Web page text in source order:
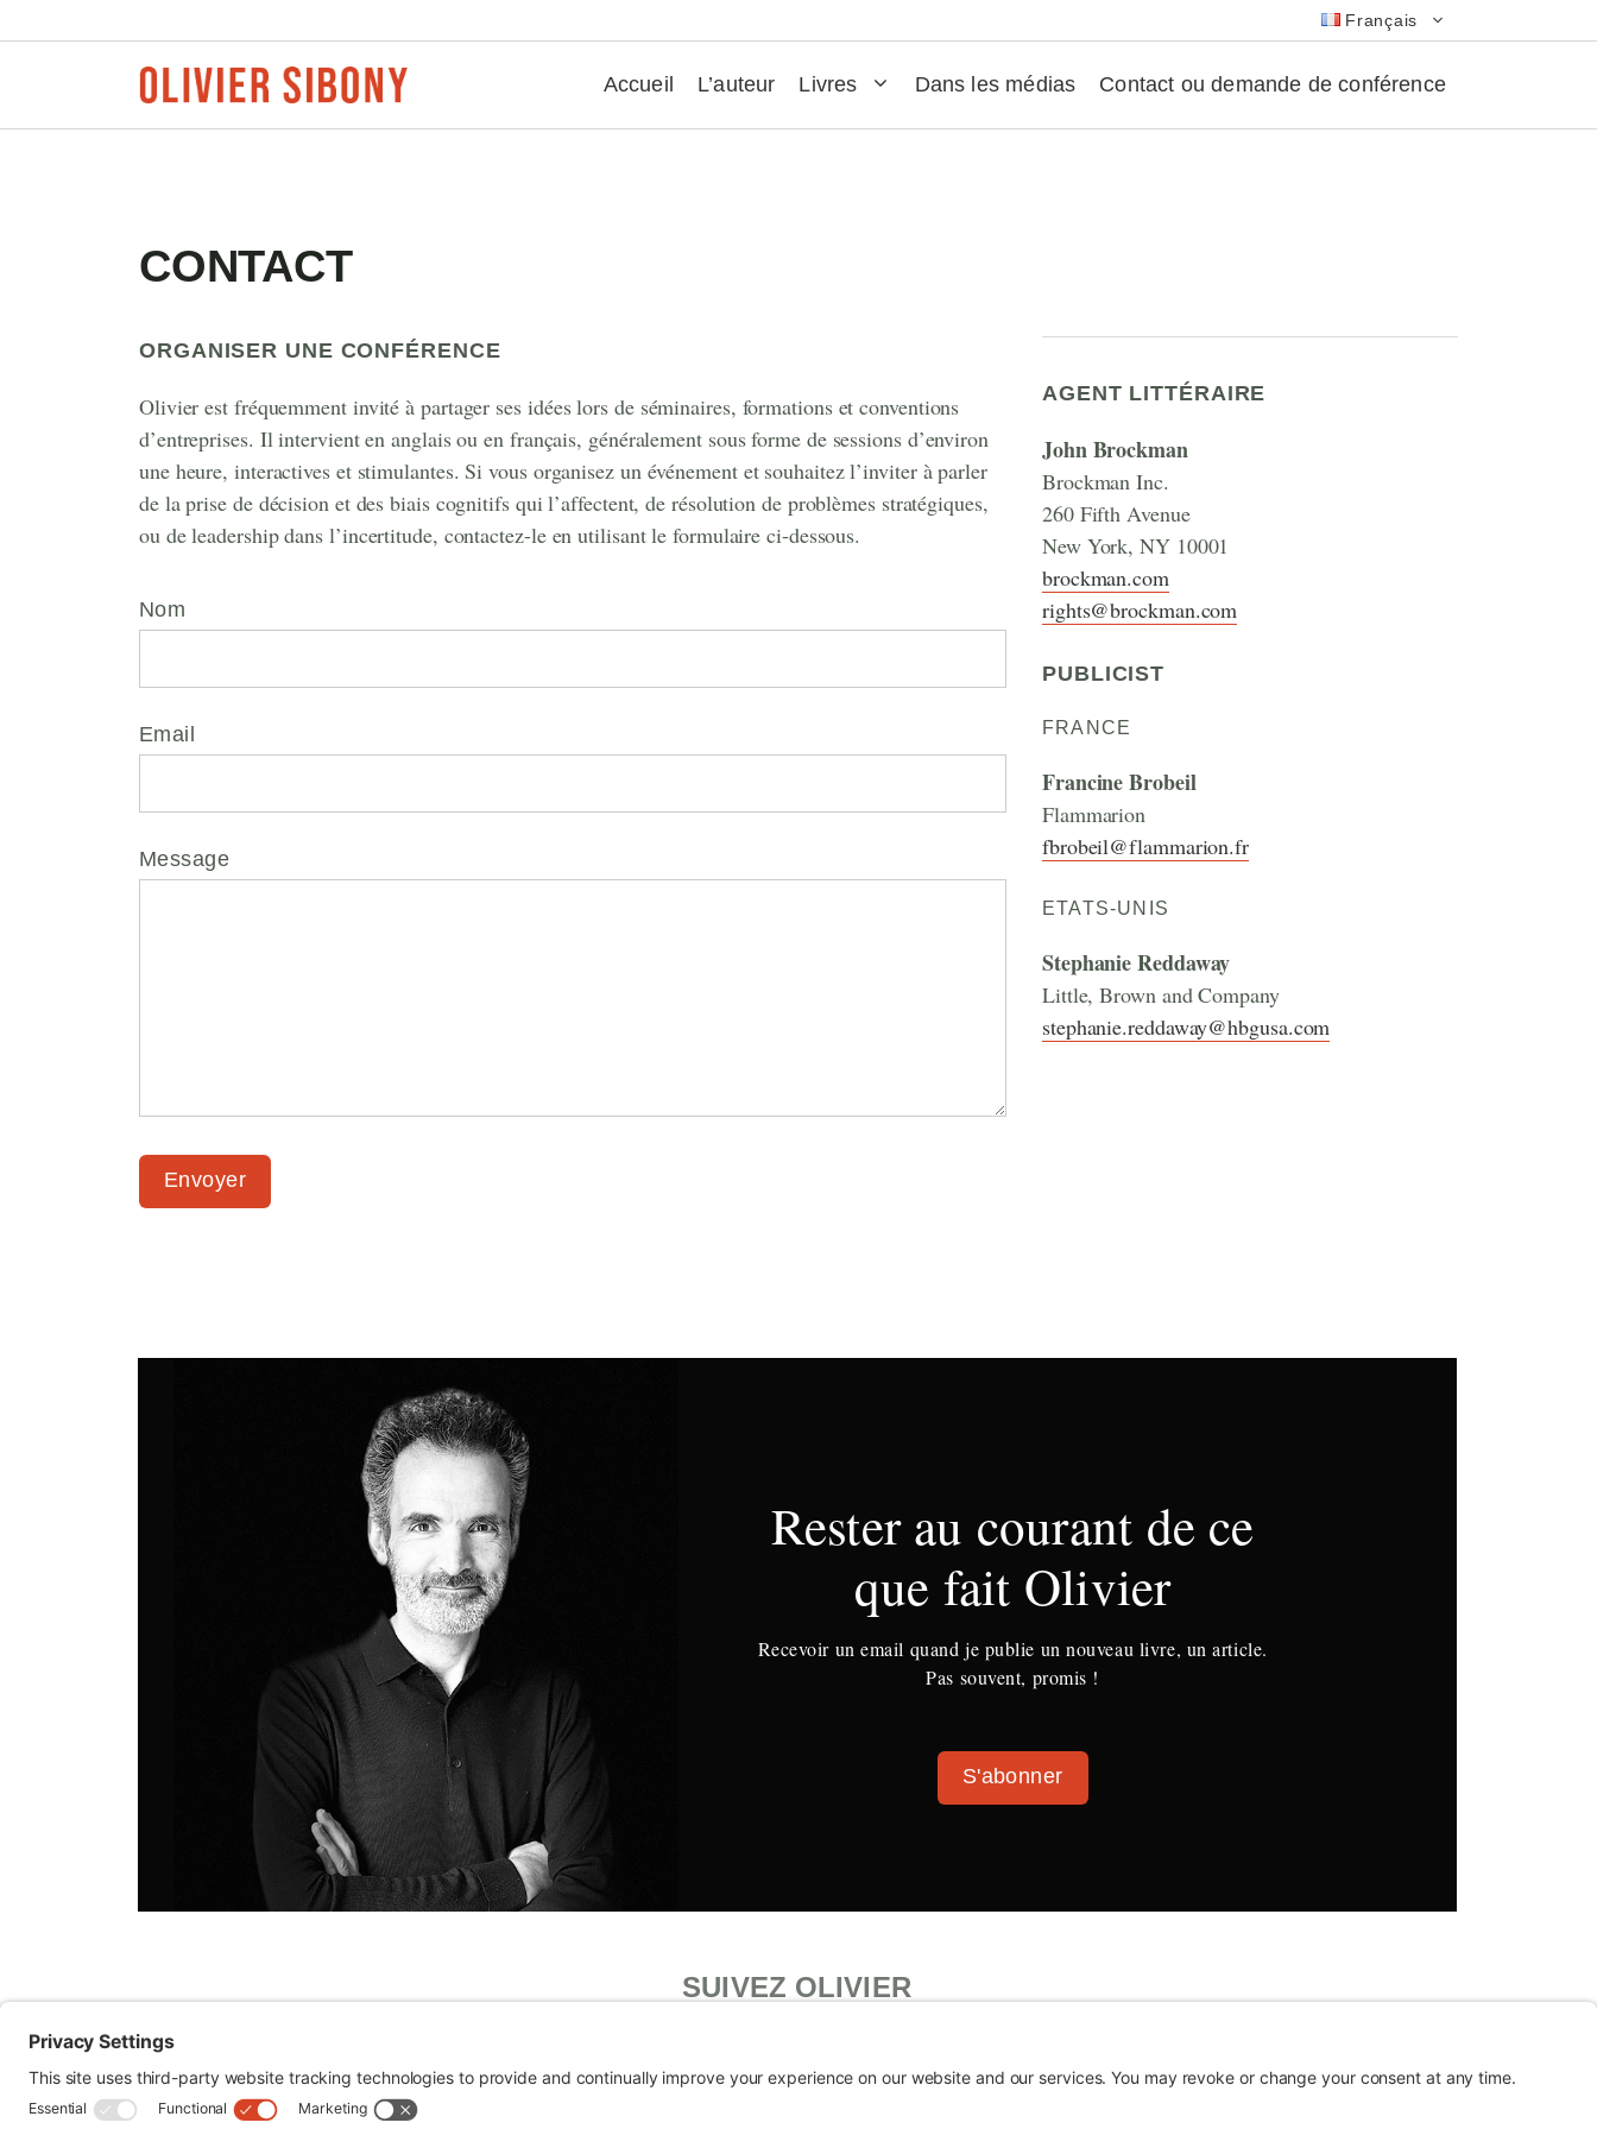
au
Français
Accueil L’auteur Livres Dans les médias Contact ou demande de conférence
CONTACT
ORGANISER UNE CONFÉRENCE
Olivier est fréquemment invité à partager ses idées lors de séminaires, formations et conventions
d’entreprises. Il intervient en anglais ou en français, généralement sous forme de sessions d’environ
une heure, interactives et stimulantes. Si vous organisez un événement et souhaitez l’inviter à parler
de la prise de décision et des biais cognitifs qui l’affectent, de résolution de problèmes stratégiques,
ou de leadership dans l’incertitude, contactez-le en utilisant le formulaire ci-dessous.
Nom
Email
Message
AGENT LITTÉRAIRE
John Brockman
Brockman Inc.
260 Fifth Avenue
New York, NY 10001
brockman.com
rights@brockman.com
PUBLICIST
FRANCE
Francine Brobeil
Flammarion
fbrobeil@flammarion.fr
ETATS-UNIS
Stephanie Reddaway
Little, Brown and Company
stephanie.reddaway@hbgusa.com
Rester au courant de ce
que fait Olivier
Recevoir un email quand je publie un nouveau livre, un article.
Pas souvent, promis !
S'abonner
SUIVEZ OLIVIER